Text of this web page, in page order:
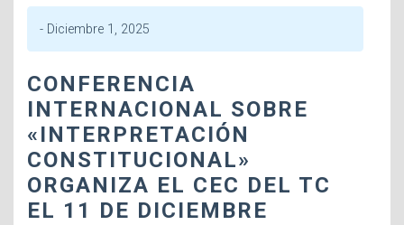
- Diciembre 1, 2025
CONFERENCIA
INTERNACIONAL SOBRE
«INTERPRETACIÓN
CONSTITUCIONAL»
ORGANIZA EL CEC DEL TC
EL 11 DE DICIEMBRE